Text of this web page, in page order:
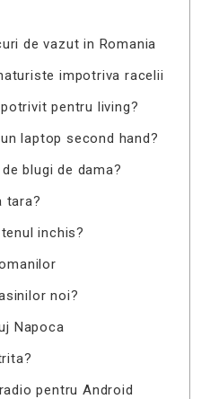
de vazut in Romania
impotriva racelii
pentru living?
laptop second hand?
blugi de dama?
tara?
inchis?
noi?
Napoca
pentru Android